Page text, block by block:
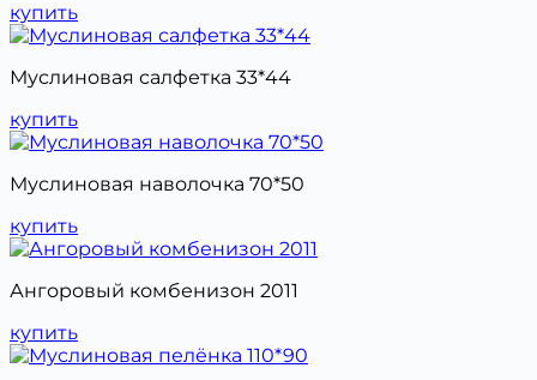
купить
Муслиновая салфетка 33*44
купить
Муслиновая наволочка 70*50
купить
Ангоровый комбенизон 2011
купить